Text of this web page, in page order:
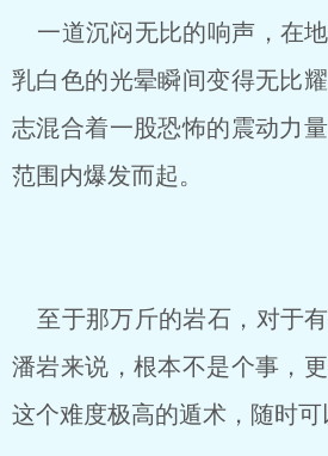
一道沉闷无比的响声，在地
乳白色的光晕瞬间变得无比
志混合着一股恐怖的震动力
范围内爆发而起。
至于那万斤的岩石，对于
潘岩来说，根本不是个事，
这个难度极高的遁术，随时可